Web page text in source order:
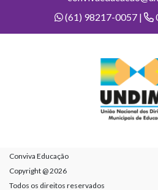
(61) 98217-0057 |
Conviva Educação
Copyright @ 2026
Todos os direitos reservados